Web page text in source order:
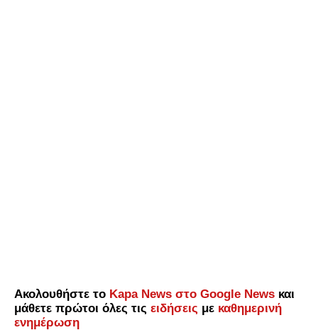
Ακολουθήστε το Kapa News στο Google News και
μάθετε πρώτοι όλες τις ειδήσεις με καθημερινή
ενημέρωση